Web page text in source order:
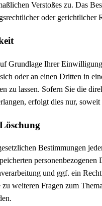
Verstoßes zu. Das
oder gerichtlicher
Grundlage Ihrer
oder an einen Dritten in
zu lassen. Sofern Sie die
erfolgt dies nur, soweit
Bestimmungen
personenbezogenen
und ggf. ein
weiteren Fragen zum